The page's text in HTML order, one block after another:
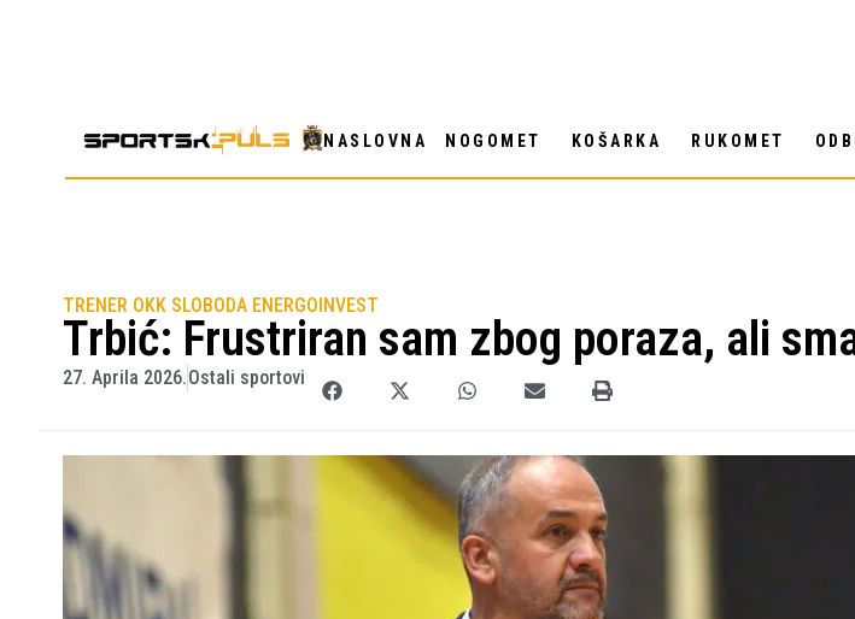
NASLOVNA NOGOMET KOŠARKA RUKOMET
TRENER OKK SLOBODA ENERGOINVEST
Trbić: Frustriran sam zbog poraza, ali
27. Aprila 2026.Ostali sportovi